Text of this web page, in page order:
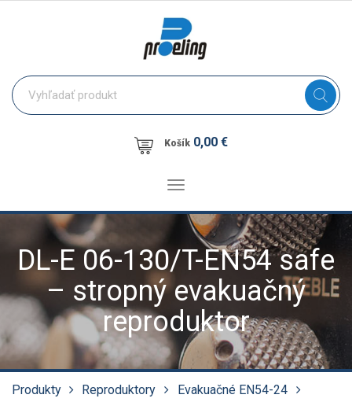
Košík 0,00 €
Toggle
DL-E 06-130/T-EN54 safe
– stropný evakuačný
reproduktor
Produkty Reproduktory
Evakuačné EN54-24